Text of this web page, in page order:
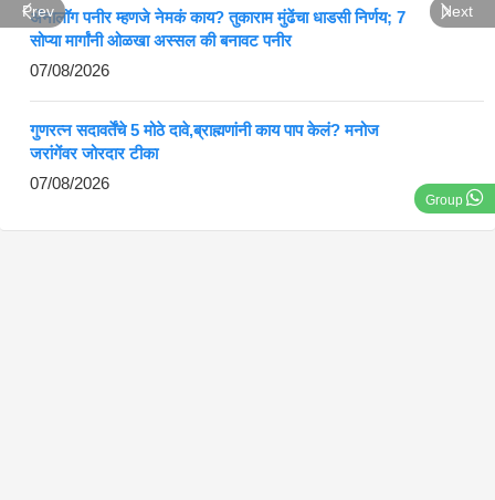
Group
Prev Next
ॲनालॉग पनीर म्हणजे नेमकं काय? तुकाराम मुंढेंचा धाडसी निर्णय; 7
सोप्या मार्गांनी ओळखा अस्सल की बनावट पनीर
07/08/2026
गुणरत्न सदावर्तेंचे 5 मोठे दावे,ब्राह्मणांनी काय पाप केलं? मनोज
जरांगेंवर जोरदार टीका
07/08/2026